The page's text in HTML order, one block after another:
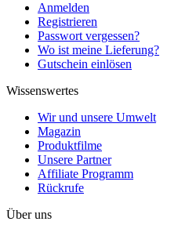
Anmelden
Registrieren
Passwort vergessen?
Wo ist meine Lieferung?
Gutschein einlösen
Wissenswertes
Wir und unsere Umwelt
Magazin
Produktfilme
Unsere Partner
Affiliate Programm
Rückrufe
Über uns